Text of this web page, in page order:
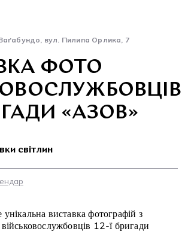
вул. Пилипа Орлика, 7
ФОТО
«АЗОВ»
світлин
виставка фотографій з
військовослужбовців 12-ї бригади